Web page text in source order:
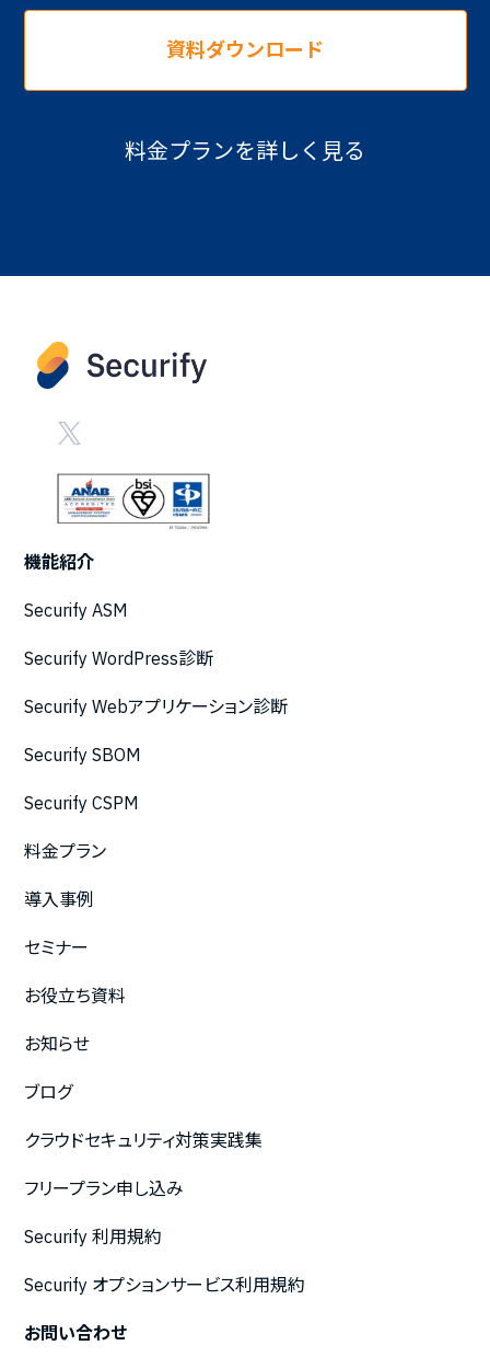
資料ダウンロード
料金プランを詳しく見る
機能紹介
Securify ASM
Securify WordPress診断
Securify Webアプリケーション診断
Securify SBOM
Securify CSPM
料金プラン
導入事例
セミナー
お役立ち資料
お知らせ
ブログ
クラウドセキュリティ対策実践集
フリープラン申し込み
Securify 利用規約
Securify オプションサービス利用規約
お問い合わせ